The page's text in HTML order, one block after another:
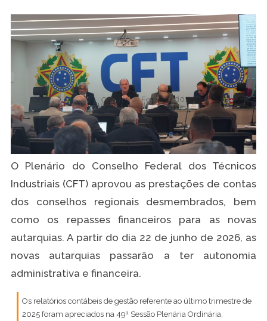
O Plenário do Conselho Federal dos Técnicos
Industriais (CFT) aprovou as prestações de contas
dos conselhos regionais desmembrados, bem
como os repasses financeiros para as novas
autarquias. A partir do dia 22 de junho de 2026, as
novas autarquias passarão a ter autonomia
administrativa e financeira.
Os relatórios contábeis de gestão referente ao último trimestre de
2025 foram apreciados na 49ª Sessão Plenária Ordinária,